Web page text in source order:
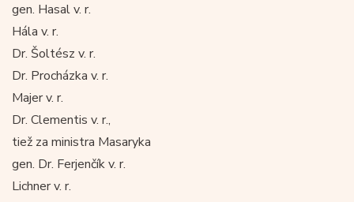
gen. Hasal v. r.
Hála v. r.
Dr. Šoltész v. r.
Dr. Procházka v. r.
Majer v. r.
Dr. Clementis v. r.,
tiež za ministra Masaryka
gen. Dr. Ferjenčík v. r.
Lichner v. r.